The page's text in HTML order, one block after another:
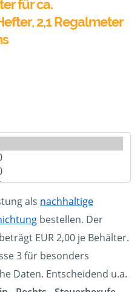
für ca.
2,1 Regalmeter
als nachhaltige
bestellen. Der
EUR 2,00 je Behälter.
3 für besonders
Daten. Entscheidend u.a.